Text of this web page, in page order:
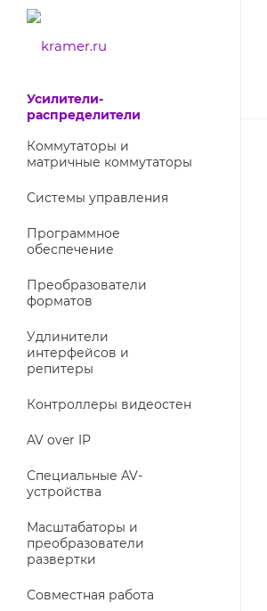
Усилители-
раcпределители
Коммутаторы и
матричные коммутаторы
Системы управления
Программное
обеспечение
Преобразователи
форматов
Удлинители
интерфейсов и
репитеры
Контроллеры видеостен
AV over IP
Специальные AV-
устройства
Масштабаторы и
преобразователи
развертки
Совместная работа